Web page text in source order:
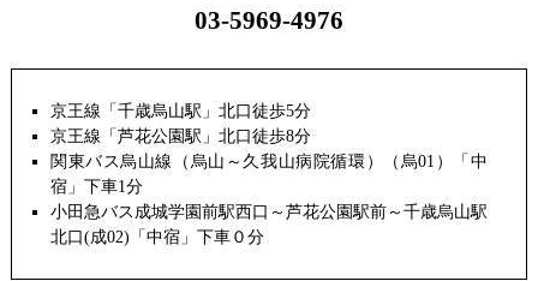
03-5969-4976
京王線「千歳烏山駅」北口徒歩5分
京王線「芦花公園駅」北口徒歩8分
関東バス烏山線（烏山～久我山病院循環）（烏01）「中
宿」下車1分
小田急バス成城学園前駅西口～芦花公園駅前～千歳烏山駅
北口(成02)「中宿」下車０分